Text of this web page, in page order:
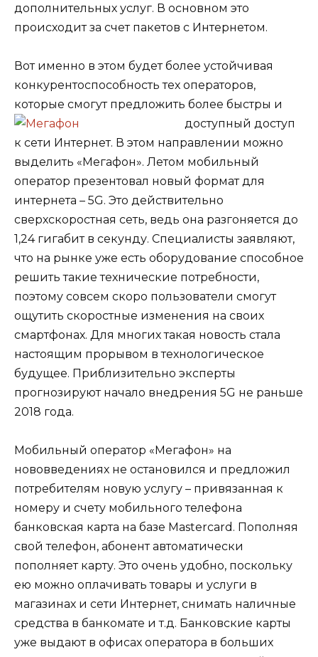
дополнительных услуг. В основном это
происходит за счет пакетов с Интернетом.
Вот именно в этом будет более устойчивая
конкурентоспособность тех операторов,
которые смогут предложить более быстры и
доступный доступ
к сети Интернет. В этом направлении можно
выделить «Мегафон». Летом мобильный
оператор презентовал новый формат для
интернета – 5G. Это действительно
сверхскоростная сеть, ведь она разгоняется до
1,24 гигабит в секунду. Специалисты заявляют,
что на рынке уже есть оборудование способное
решить такие технические потребности,
поэтому совсем скоро пользователи смогут
ощутить скоростные изменения на своих
смартфонах. Для многих такая новость стала
настоящим прорывом в технологическое
будущее. Приблизительно эксперты
прогнозируют начало внедрения 5G не раньше
2018 года.
Мобильный оператор «Мегафон» на
нововведениях не остановился и предложил
потребителям новую услугу – привязанная к
номеру и счету мобильного телефона
банковская карта на базе Mastercard. Пополняя
свой телефон, абонент автоматически
пополняет карту. Это очень удобно, поскольку
ею можно оплачивать товары и услуги в
магазинах и сети Интернет, снимать наличные
средства в банкомате и т.д. Банковские карты
уже выдают в офисах оператора в больших